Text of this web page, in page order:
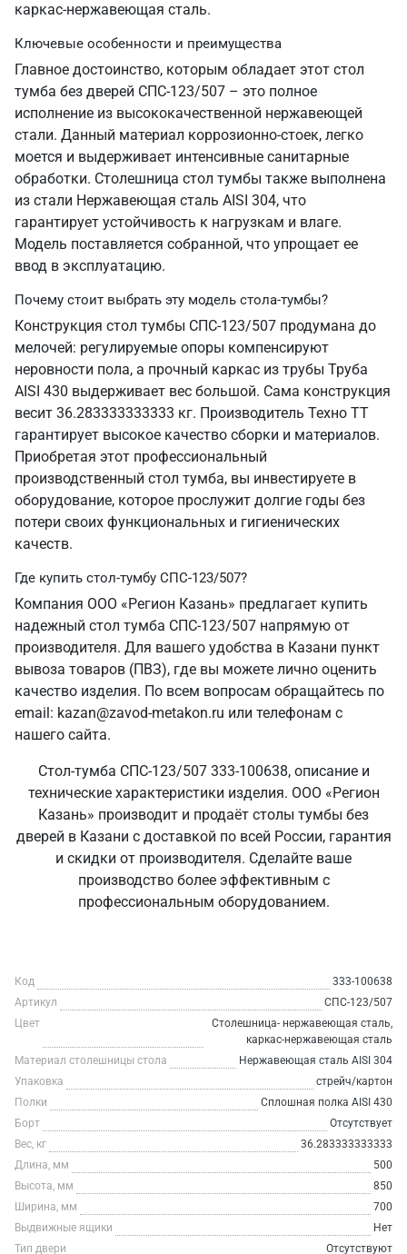
каркас-нержавеющая сталь.
Ключевые особенности и преимущества
Главное достоинство, которым обладает этот стол
тумба без дверей СПС-123/507 – это полное
исполнение из высококачественной нержавеющей
стали. Данный материал коррозионно-стоек, легко
моется и выдерживает интенсивные санитарные
обработки. Столешница стол тумбы также выполнена
из стали Нержавеющая сталь AISI 304, что
гарантирует устойчивость к нагрузкам и влаге.
Модель поставляется собранной, что упрощает ее
ввод в эксплуатацию.
Почему стоит выбрать эту модель стола-тумбы?
Конструкция стол тумбы СПС-123/507 продумана до
мелочей: регулируемые опоры компенсируют
неровности пола, а прочный каркас из трубы Труба
AISI 430 выдерживает вес большой. Сама конструкция
весит 36.283333333333 кг. Производитель Техно ТТ
гарантирует высокое качество сборки и материалов.
Приобретая этот профессиональный
производственный стол тумба, вы инвестируете в
оборудование, которое прослужит долгие годы без
потери своих функциональных и гигиенических
качеств.
Где купить стол-тумбу СПС-123/507?
Компания ООО «Регион Казань» предлагает купить
надежный стол тумба СПС-123/507 напрямую от
производителя. Для вашего удобства в Казани пункт
вывоза товаров (ПВЗ), где вы можете лично оценить
качество изделия. По всем вопросам обращайтесь по
email: kazan@zavod-metakon.ru или телефонам с
нашего сайта.
Стол-тумба СПС-123/507 333-100638, описание и
технические характеристики изделия. ООО «Регион
Казань» производит и продаёт столы тумбы без
дверей в Казани с доставкой по всей России, гарантия
и скидки от производителя. Сделайте ваше
производство более эффективным с
профессиональным оборудованием.
Код
333-100638
Артикул
СПС-123/507
Цвет
Столешница- нержавеющая сталь,
каркас-нержавеющая сталь
Материал столешницы стола
Нержавеющая сталь AISI 304
Упаковка
стрейч/картон
Полки
Сплошная полка AISI 430
Борт
Отсутствует
Вес, кг
36.283333333333
Длина, мм
500
Высота, мм
850
Ширина, мм
700
Выдвижные ящики
Нет
Тип двери
Отсутствуют